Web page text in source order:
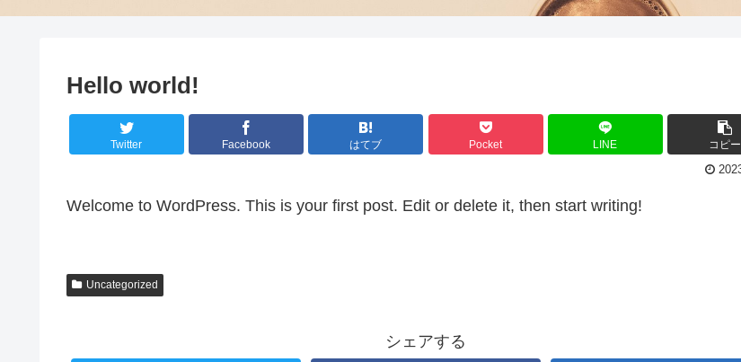
Hello world!
Twitter Facebook はてブ Pocket LINE コピー
Welcome to WordPress. This is your first post. Edit or delete it, then start writing!
Uncategorized
シェアする